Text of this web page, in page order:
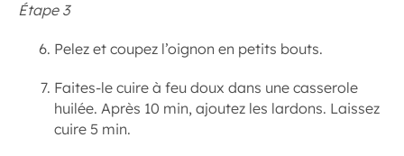
Étape 3
Pelez et coupez l’oignon en petits bouts.
Faites-le cuire à feu doux dans une casserole
huilée. Après 10 min, ajoutez les lardons. Laissez
cuire 5 min.